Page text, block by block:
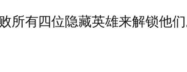
有四位隐藏英雄来解锁他们